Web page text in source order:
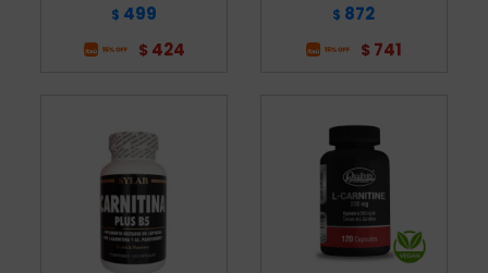
$ 499
$ 424
$ 872
$ 741